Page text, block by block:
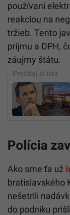
používaní
reakciou na
tržieb. Tento
príjmu a DPH,
záujmy štátu.
Polícia
Ako sme ťa už
bratislavského
nešetrili
do podniku